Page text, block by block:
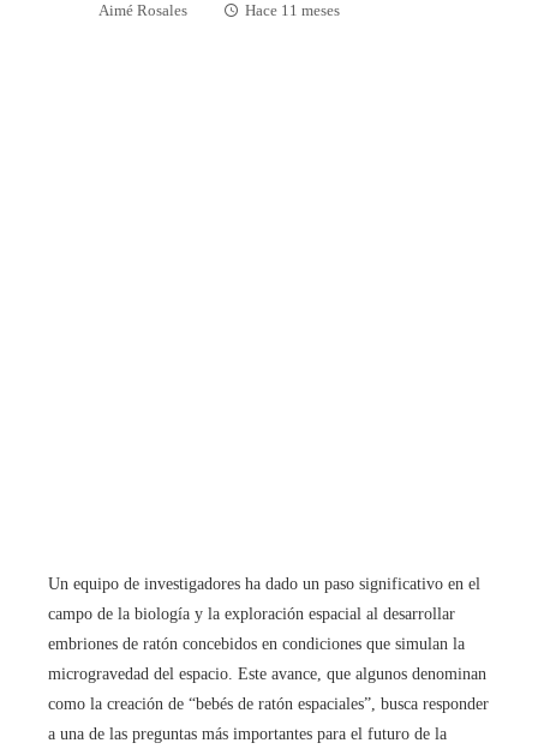
Aimé Rosales Hace 11 meses
Un equipo de investigadores ha dado un paso significativo en el
campo de la biología y la exploración espacial al desarrollar
embriones de ratón concebidos en condiciones que simulan la
microgravedad del espacio. Este avance, que algunos denominan
como la creación de “bebés de ratón espaciales”, busca responder
a una de las preguntas más importantes para el futuro de la